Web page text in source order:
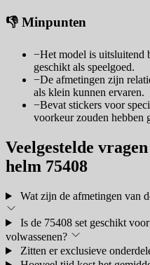
👎 Minpunten
−Het model is uitsluitend
geschikt als speelgoed.
−De afmetingen zijn
als klein kunnen ervaren.
−Bevat stickers voor
voorkeur zouden hebben
Veelgestelde
helm 75408
Wat zijn de afmetingen van
Is de 75408 set geschikt
volwassenen?
Zitten er exclusieve